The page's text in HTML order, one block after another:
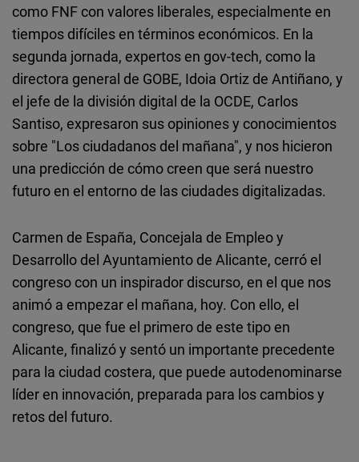
como FNF con valores liberales, especialmente en
tiempos difíciles en términos económicos. En la
segunda jornada, expertos en gov-tech, como la
directora general de GOBE, Idoia Ortiz de Antiñano, y
el jefe de la división digital de la OCDE, Carlos
Santiso, expresaron sus opiniones y conocimientos
sobre "Los ciudadanos del mañana", y nos hicieron
una predicción de cómo creen que será nuestro
futuro en el entorno de las ciudades digitalizadas.
Carmen de España, Concejala de Empleo y
Desarrollo del Ayuntamiento de Alicante, cerró el
congreso con un inspirador discurso, en el que nos
animó a empezar el mañana, hoy. Con ello, el
congreso, que fue el primero de este tipo en
Alicante, finalizó y sentó un importante precedente
para la ciudad costera, que puede autodenominarse
líder en innovación, preparada para los cambios y
retos del futuro.